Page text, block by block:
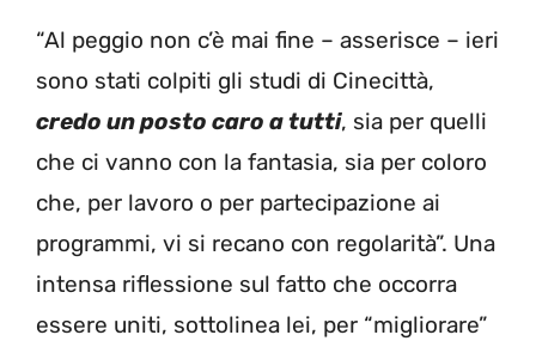
“Al peggio non c’è mai fine – asserisce – ieri
sono stati colpiti gli studi di Cinecittà,
credo un posto caro a tutti, sia per quelli
che ci vanno con la fantasia, sia per coloro
che, per lavoro o per partecipazione ai
programmi, vi si recano con regolarità”. Una
intensa riflessione sul fatto che occorra
essere uniti, sottolinea lei, per “migliorare”